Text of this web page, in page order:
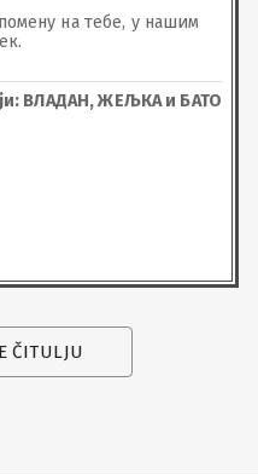
на тебе, у нашим
ВЛАДАН, ЖЕЉКА и БАТО
ČITULJU